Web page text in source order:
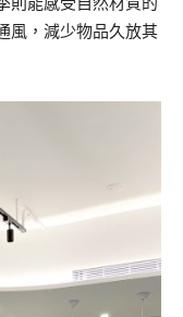
風，減少物品久放其